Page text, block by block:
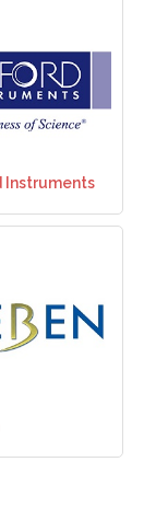
Instruments